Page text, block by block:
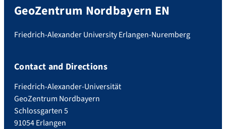
GeoZentrum Nordbayern EN
Friedrich-Alexander University Erlangen-Nuremberg
Contact and Directions
Friedrich-Alexander-Universität
GeoZentrum Nordbayern
Schlossgarten 5
91054 Erlangen